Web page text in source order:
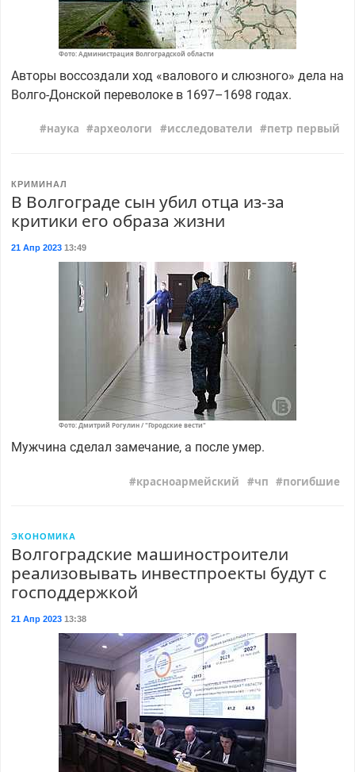
Фото: Администрация Волгоградской области
Авторы воссоздали ход «валового и слюзного» дела на
Волго-Донской переволоке в 1697–1698 годах.
наука археологи исследователи петр первый
КРИМИНАЛ
В Волгограде сын убил отца из-за
критики его образа жизни
21 Апр 202313:49
Фото: Дмитрий Рогулин / "Городские вести"
Мужчина сделал замечание, а после умер.
красноармейский чп погибшие
ЭКОНОМИКА
Волгоградские машиностроители
реализовывать инвестпроекты будут с
господдержкой
21 Апр 202313:38